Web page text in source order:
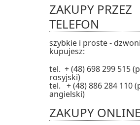
ZAKUPY PRZEZ
TELEFON
szybkie i proste -
kupujesz:
tel. + (48) 698 299 515
rosyjski)
tel. + (48) 886 284 110
angielski)
ZAKUPY ONLINE